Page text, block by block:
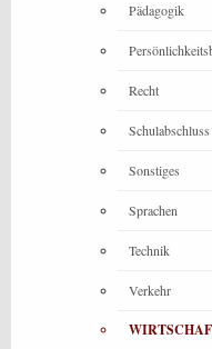
Pädagogik
Recht
Schulabschluss
Sonstiges
Sprachen
Technik
Verkehr